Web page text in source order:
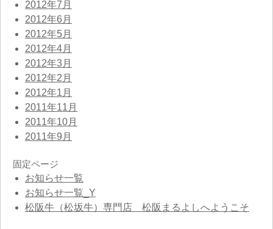
2012年7月
2012年6月
2012年5月
2012年4月
2012年3月
2012年2月
2012年1月
2011年11月
2011年10月
2011年9月
固定ページ
お知らせ一覧
お知らせ一覧_Y
松阪牛（松坂牛）専門店 松阪まるよしへようこそ